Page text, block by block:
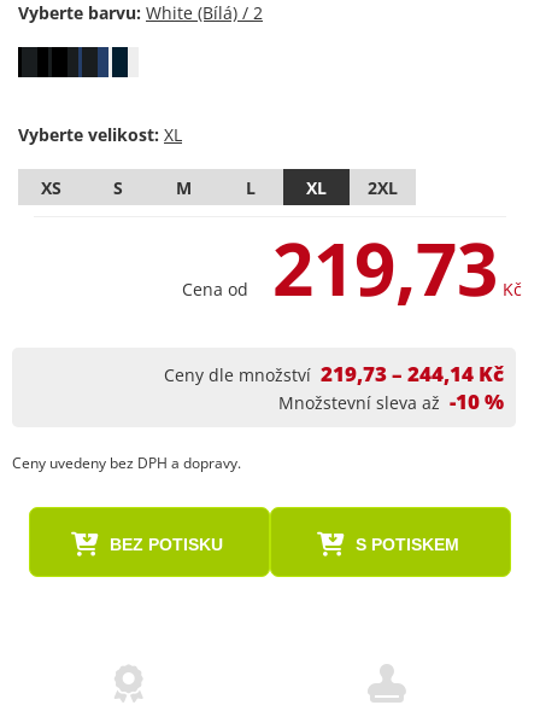
Vyberte barvu:
Vyberte velikost:
XS S M L XL 2XL
Cena od 219,73 Kč
Ceny dle množství 219,73 – 244,14 Kč
Množstevní sleva až -10 %
Ceny uvedeny bez DPH a dopravy.
BEZ POTISKU S POTISKEM